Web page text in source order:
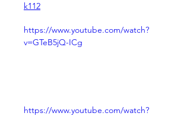
k112
https://www.youtube.com/watch?
v=GTeB5jQ-ICg
https://www.youtube.com/watch?